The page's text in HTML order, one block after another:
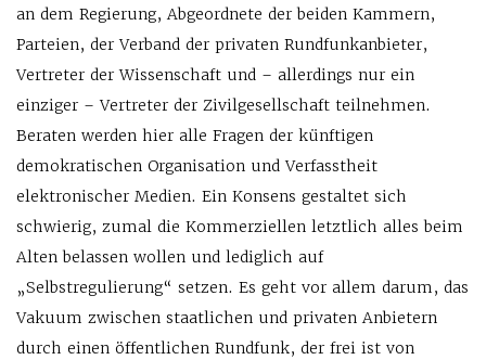
an dem Regierung, Abgeordnete der beiden Kammern,
Parteien, der Verband der privaten Rundfunkanbieter,
Vertreter der Wissenschaft und – allerdings nur ein
einziger – Vertreter der Zivilgesellschaft teilnehmen.
Beraten werden hier alle Fragen der künftigen
demokratischen Organisation und Verfasstheit
elektronischer Medien. Ein Konsens gestaltet sich
schwierig, zumal die Kommerziellen letztlich alles beim
Alten belassen wollen und lediglich auf
„Selbstregulierung“ setzen. Es geht vor allem darum, das
Vakuum zwischen staatlichen und privaten Anbietern
durch einen öffentlichen Rundfunk, der frei ist von